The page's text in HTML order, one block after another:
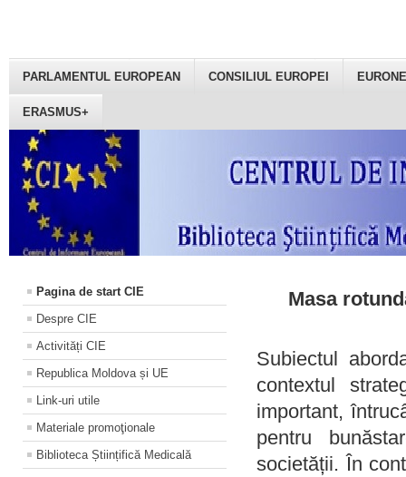
PARLAMENTUL EUROPEAN CONSILIUL EUROPEI
ERASMUS+
Pagina de start CIE
Despre CIE
Activități CIE
Republica Moldova și UE
Link-uri utile
Materiale promoţionale
Biblioteca Științifică Medicală
Masa
Subiectul
contextul
important,
pentru
societății. În